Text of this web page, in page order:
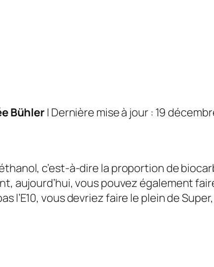
Bühler | Dernière mise à jour : 19
c’est-à-dire la proportion de
aujourd’hui, vous pouvez également
l’E10, vous devriez faire le plein de